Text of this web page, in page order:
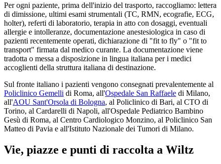
Per ogni paziente, prima dell'inizio del trasporto, raccogliamo: lettera
di dimissione, ultimi esami strumentali (TC, RMN, ecografie, ECG,
holter), referti di laboratorio, terapia in atto con dosaggi, eventuali
allergie e intolleranze, documentazione anestesiologica in caso di
pazienti recentemente operati, dichiarazione di "fit to fly" o "fit to
transport" firmata dal medico curante. La documentazione viene
tradotta o messa a disposizione in lingua italiana per i medici
accoglienti della struttura italiana di destinazione.
Sul fronte italiano i pazienti vengono consegnati prevalentemente al
Policlinico Gemelli di Roma, all'Ospedale San Raffaele di Milano,
all'AOU Sant'Orsola di Bologna, al Policlinico di Bari, al CTO di
Torino, al Cardarelli di Napoli, all'Ospedale Pediatrico Bambino
Gesù di Roma, al Centro Cardiologico Monzino, al Policlinico San
Matteo di Pavia e all'Istituto Nazionale dei Tumori di Milano.
Vie, piazze e punti di raccolta a Wiltz